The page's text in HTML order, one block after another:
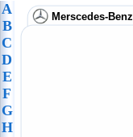
A
B
C
D
E
F
G
H
Merscedes-Benz